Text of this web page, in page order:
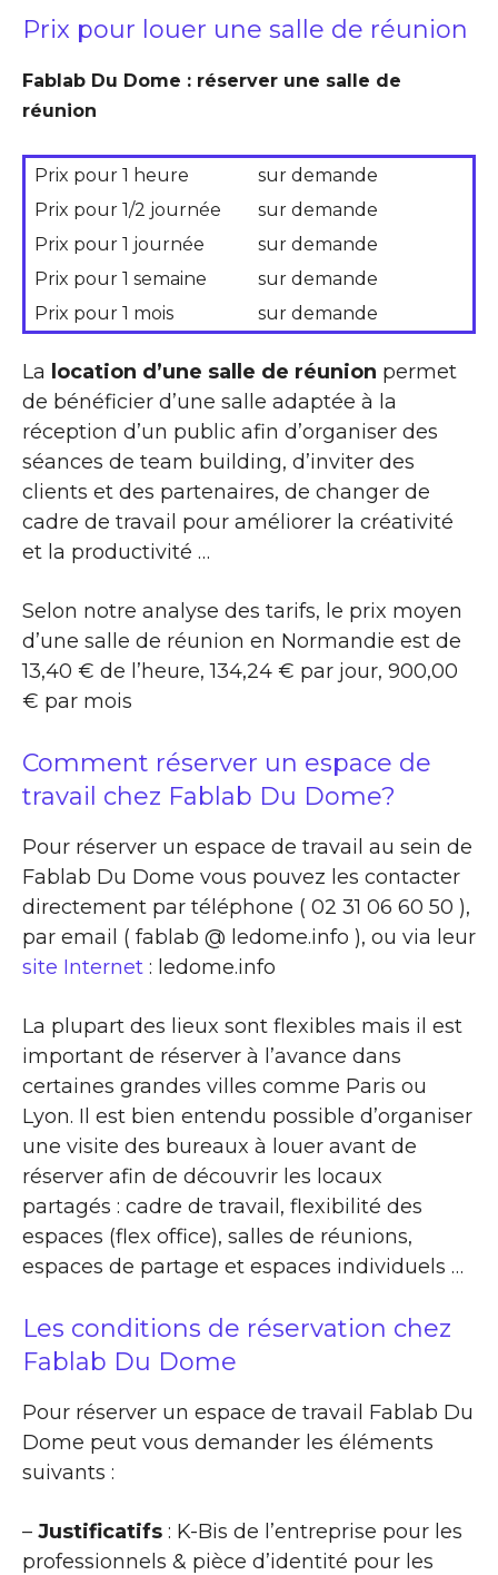
Prix pour louer une salle de réunion
Fablab Du Dome : réserver une salle de
réunion
Prix pour 1 heure
sur demande
Prix pour 1/2 journée
sur demande
Prix pour 1 journée
sur demande
Prix pour 1 semaine
sur demande
Prix pour 1 mois
sur demande
La location d’une salle de réunion permet
de bénéficier d’une salle adaptée à la
réception d’un public afin d’organiser des
séances de team building, d’inviter des
clients et des partenaires, de changer de
cadre de travail pour améliorer la créativité
et la productivité …
Selon notre analyse des tarifs, le prix moyen
d’une salle de réunion en Normandie est de
13,40 € de l’heure, 134,24 € par jour, 900,00
€ par mois
Comment réserver un espace de
travail chez Fablab Du Dome?
Pour réserver un espace de travail au sein de
Fablab Du Dome vous pouvez les contacter
directement par téléphone ( 02 31 06 60 50 ),
par email ( fablab @ ledome.info ), ou via leur
site Internet : ledome.info
La plupart des lieux sont flexibles mais il est
important de réserver à l’avance dans
certaines grandes villes comme Paris ou
Lyon. Il est bien entendu possible d’organiser
une visite des bureaux à louer avant de
réserver afin de découvrir les locaux
partagés : cadre de travail, flexibilité des
espaces (flex office), salles de réunions,
espaces de partage et espaces individuels …
Les conditions de réservation chez
Fablab Du Dome
Pour réserver un espace de travail Fablab Du
Dome peut vous demander les éléments
suivants :
– Justificatifs : K-Bis de l’entreprise pour les
professionnels & pièce d’identité pour les